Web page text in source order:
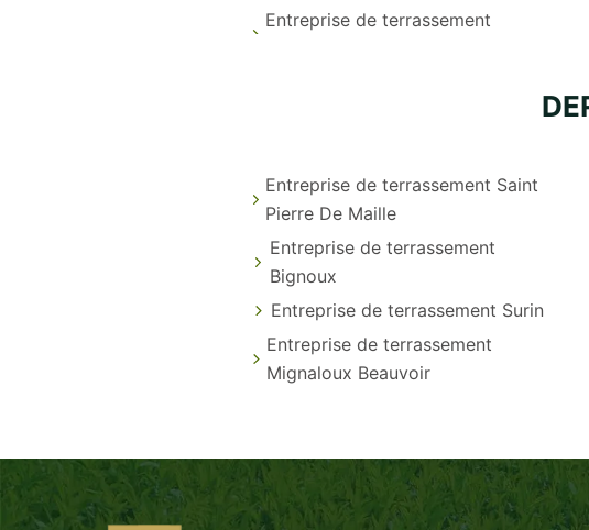
Entreprise de terrassement
Entreprise de terrassement Saint
Pierre De Maille
Entreprise de terrassement
Bignoux
Entreprise de terrassement Surin
Entreprise de terrassement
Mignaloux Beauvoir